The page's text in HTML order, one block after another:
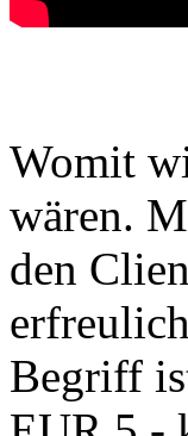
Womit
wären.
den
Begriff